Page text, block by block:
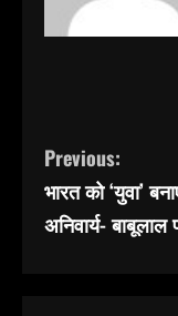
C
o
Previous:
भारत को ‘युवा’
अनिवार्य-